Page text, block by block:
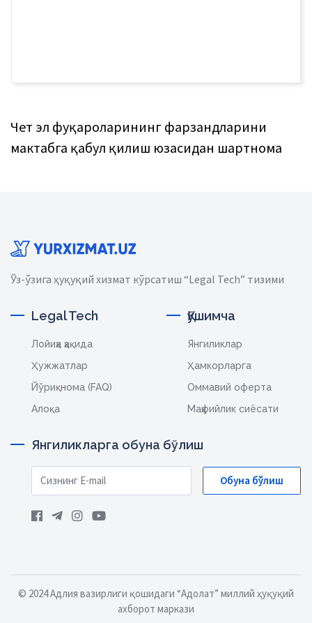
Чет эл фуқароларининг фарзандларини
мактабга қабул қилиш юзасидан шартнома
Ўз-ўзига ҳуқуқий хизмат кўрсатиш “Legal Tech” тизими
Legal Tech
Лойиҳа ҳақида
Ҳужжатлар
Йўриқнома (FAQ)
Алоқа
Қўшимча
Янгиликлар
Ҳамкорларга
Оммавий оферта
Маҳфийлик сиёсати
Янгиликларга обуна бўлиш
Обуна бўлиш
© 2024 Адлия вазирлиги қошидаги “Адолат” миллий ҳуқуқий
ахборот маркази